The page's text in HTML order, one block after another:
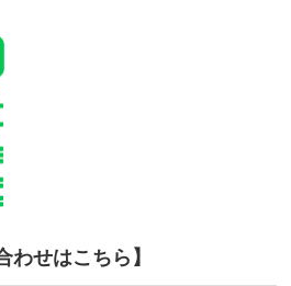
わせはこちら】